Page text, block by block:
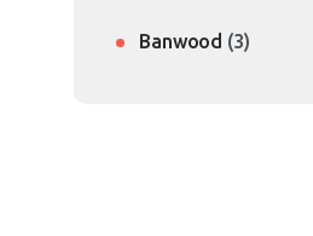
Banwood (3)